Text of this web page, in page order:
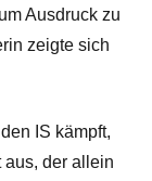
Aus­druck zu
zeigte sich
IS kämpft,
aus, der allein